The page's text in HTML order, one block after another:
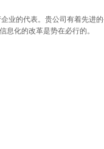
业的代表。贵公司有着先进
息化的改革是势在必行的。